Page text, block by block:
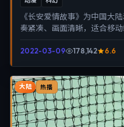
《长安爱情故事》为中国大
奏紧凑、画面清晰，适合移
2022-03-09 178,142 6.6
大陆 热播